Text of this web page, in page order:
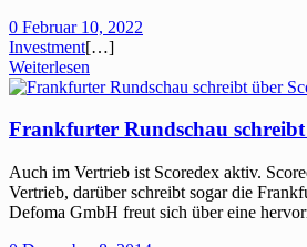
0 Februar 10, 2022
Investment[…]
Weiterlesen
Frankfurter Rundschau schreibt
Auch im Vertrieb ist Scoredex aktiv.
Vertrieb, darüber schreibt sogar die
Defoma GmbH freut sich über eine